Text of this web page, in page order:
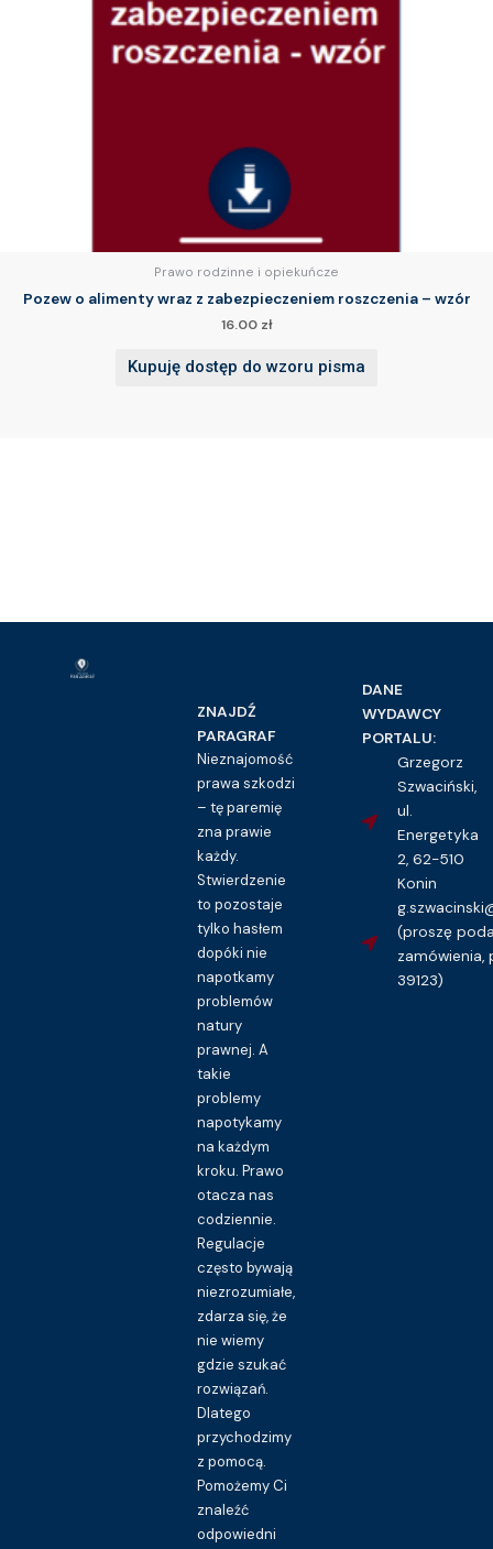
Prawo rodzinne i opiekuńcze
Pozew o alimenty wraz z zabezpieczeniem roszczenia – wzór
16.00 zł
Kupuję dostęp do wzoru pisma
ZNAJDŹ
PARAGRAF
Nieznajomość
prawa szkodzi
– tę paremię
zna prawie
każdy.
Stwierdzenie
to pozostaje
tylko hasłem
dopóki nie
napotkamy
problemów
natury
prawnej. A
takie
problemy
napotykamy
na każdym
kroku. Prawo
otacza nas
codziennie.
Regulacje
często bywają
niezrozumiałe,
zdarza się, że
nie wiemy
gdzie szukać
rozwiązań.
Dlatego
przychodzimy
z pomocą.
Pomożemy Ci
znaleźć
odpowiedni
DANE
WYDAWCY
PORTALU:
Grzegorz
Szwaciński,
ul.
Energetyka
2, 62-510
Konin
(proszę
zamówienia,
39123)